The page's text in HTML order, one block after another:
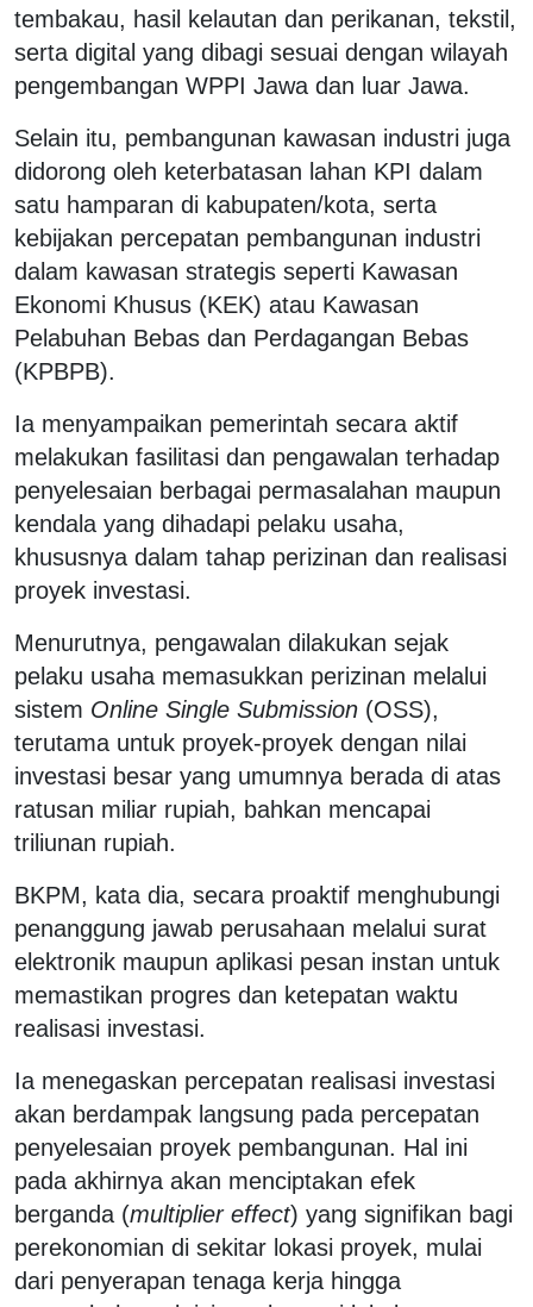
tembakau, hasil kelautan dan perikanan, tekstil,
serta digital yang dibagi sesuai dengan wilayah
pengembangan WPPI Jawa dan luar Jawa.
Selain itu, pembangunan kawasan industri juga
didorong oleh keterbatasan lahan KPI dalam
satu hamparan di kabupaten/kota, serta
kebijakan percepatan pembangunan industri
dalam kawasan strategis seperti Kawasan
Ekonomi Khusus (KEK) atau Kawasan
Pelabuhan Bebas dan Perdagangan Bebas
(KPBPB).
Ia menyampaikan pemerintah secara aktif
melakukan fasilitasi dan pengawalan terhadap
penyelesaian berbagai permasalahan maupun
kendala yang dihadapi pelaku usaha,
khususnya dalam tahap perizinan dan realisasi
proyek investasi.
Menurutnya, pengawalan dilakukan sejak
pelaku usaha memasukkan perizinan melalui
sistem Online Single Submission (OSS),
terutama untuk proyek-proyek dengan nilai
investasi besar yang umumnya berada di atas
ratusan miliar rupiah, bahkan mencapai
triliunan rupiah.
BKPM, kata dia, secara proaktif menghubungi
penanggung jawab perusahaan melalui surat
elektronik maupun aplikasi pesan instan untuk
memastikan progres dan ketepatan waktu
realisasi investasi.
Ia menegaskan percepatan realisasi investasi
akan berdampak langsung pada percepatan
penyelesaian proyek pembangunan. Hal ini
pada akhirnya akan menciptakan efek
berganda (multiplier effect) yang signifikan bagi
perekonomian di sekitar lokasi proyek, mulai
dari penyerapan tenaga kerja hingga